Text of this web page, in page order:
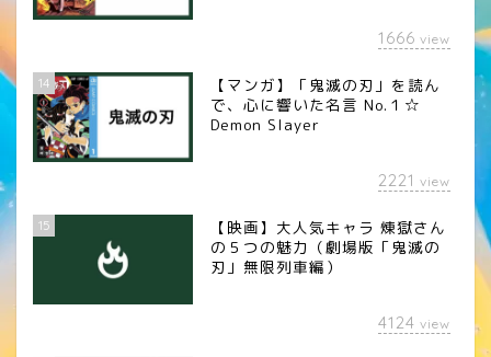
1666 view
14
【マンガ】「鬼滅の刃」を読ん
で、心に響いた名言 No.１☆
Demon Slayer
2221 view
15
【映画】大人気キャラ 煉󠄁獄さん
の５つの魅力（劇場版「鬼滅の
刃」無限列車編）
4124 view